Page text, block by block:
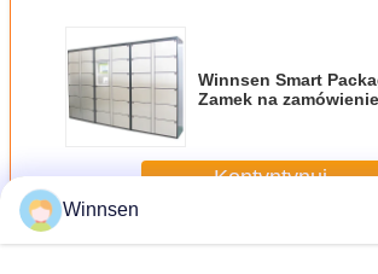
Winnsen Smart
Zamek na zamówienie
poczty ekspresowej
Kontyntynuj
JeszczeInteligentna szafka
Winnsen